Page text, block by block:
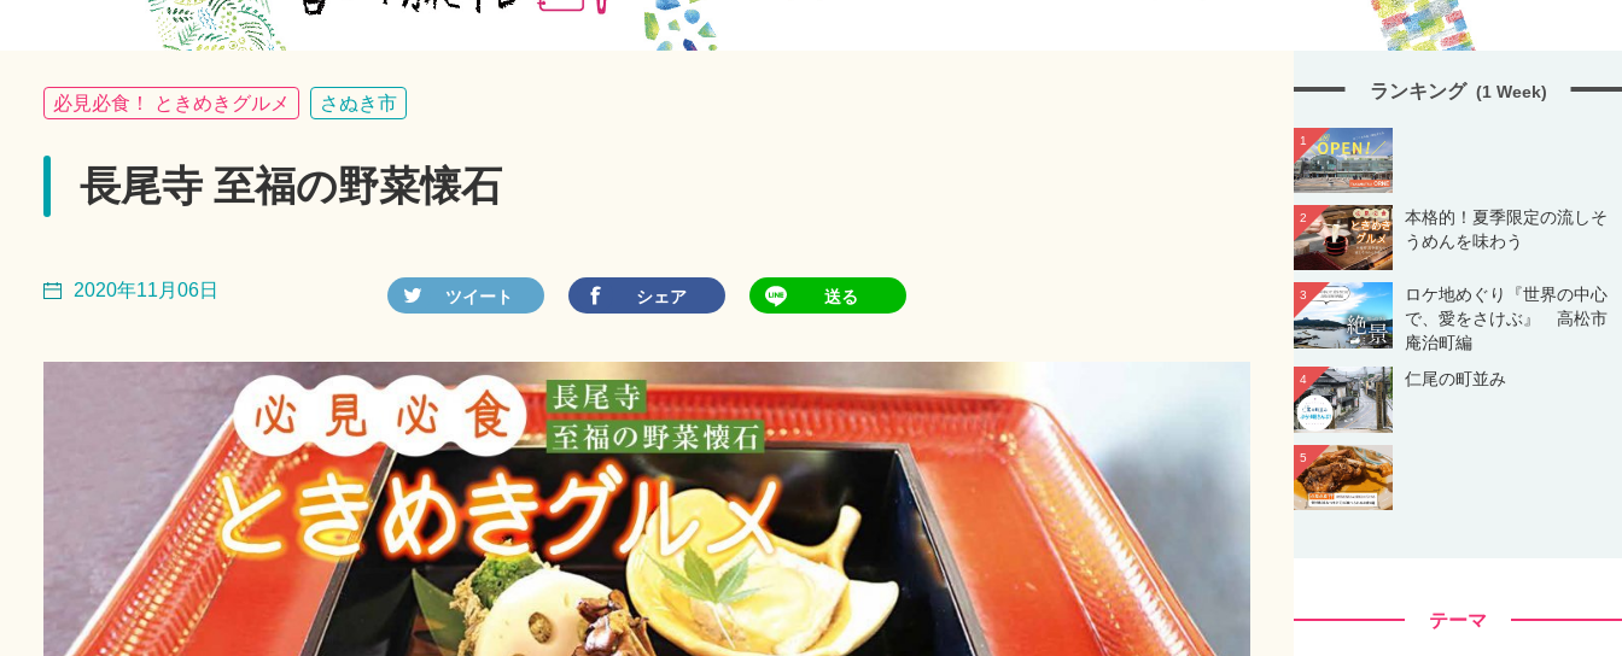
必見必食！ ときめきグルメ さぬき市
長尾寺 至福の野菜懐石
2020年11月06日
ランキング (1 Week)
1
2
本格的！夏季限定の流しそ
うめんを味わう
3
ロケ地めぐり『世界の中心
で、愛をさけぶ』 高松市
庵治町編
4 仁尾の町並み
5
テーマ